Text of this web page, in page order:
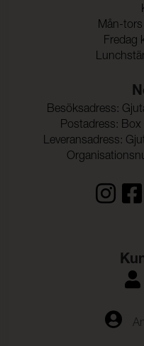
Mån-
Fredag
Besöksadress:
Postadress:
Leveransadress: